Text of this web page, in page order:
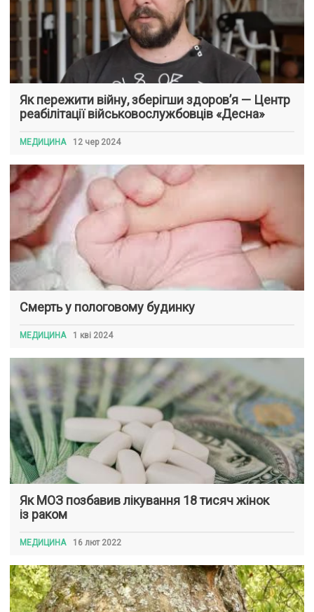
Як пережити війну, зберігши здоров’я — Центр
реабілітації військовослужбовців «Десна»
МЕДИЦИНА 12 чер 2024
Смерть у пологовому будинку
МЕДИЦИНА 1 кві 2024
Як МОЗ позбавив лікування 18 тисяч жінок
із раком
МЕДИЦИНА 16 лют 2022